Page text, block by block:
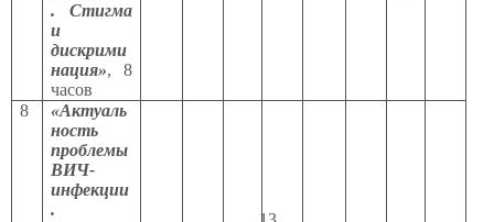
. Стигма
и
дискрими
нация», 8
часов
8
«Актуаль
ность
проблемы
ВИЧ-
инфекции
.